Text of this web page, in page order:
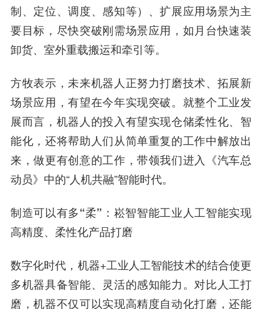
制、定位、调度、感知等）、扩展应用场景为主
要目标，尽快突破刚需场景应用，如月台快速装
卸货、室外重载搬运和牵引等。
方牧表示，未来机器人正努力打磨技术、拓展新
场景应用，有望在今年实现突破。就整个工业发
展而言，机器人的投入有望实现仓储柔性化、智
能化，还将帮助人们从简单重复的工作中解放出
来，做更有创意的工作，带领我们进入《汽车总
动员》中的“人机共融”智能时代。
制造可以有多“柔”：崧智智能工业人工智能实现
高精度、柔性化产品打磨
数字化时代 ，机器+工业人工智能技术的结合使更
多机器具备智能、灵活的感知能力。对比人工打
磨，机器不仅可以实现高精度自动化打磨，还能